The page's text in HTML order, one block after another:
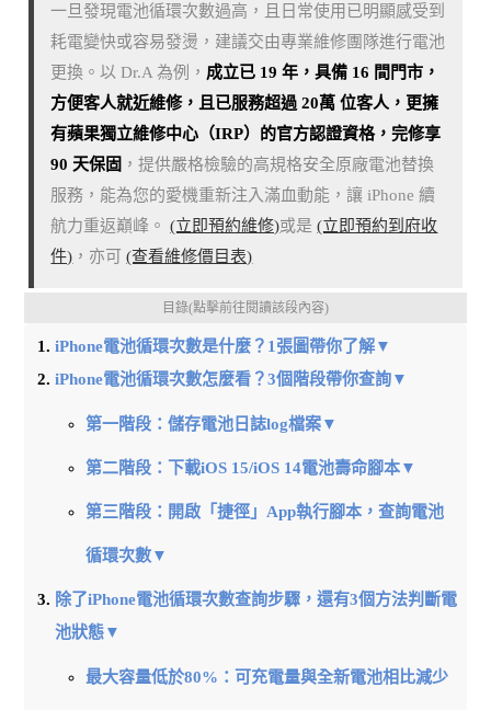
一旦發現電池循環次數過高，且日常使用已明顯感受到
耗電變快或容易發燙，建議交由專業維修團隊進行電池
更換。以 Dr.A 為例， 成立已 19 年，具備 16 間門市，
方便客人就近維修，且已服務超過 20萬 位客人，更擁
有蘋果獨立維修中心（IRP）的官方認證資格，完修享
90 天保固 ，提供嚴格檢驗的高規格安全原廠電池替換
服務，能為您的愛機重新注入滿血動能，讓 iPhone 續
航力重返巔峰。(立即預約維修)或是(立即預約到府收
件) ，亦可(查看維修價目表)
目錄(點擊前往閱讀該段內容)
iPhone電池循環次數是什麼？1張圖帶你了解▼
iPhone電池循環次數怎麼看？3個階段帶你查詢▼
第一階段：儲存電池日誌log檔案▼
第二階段：下載iOS 15/iOS 14電池壽命腳本▼
第三階段：開啟「捷徑」App執行腳本，查詢電池
循環次數▼
除了iPhone電池循環次數查詢步驟，還有3個方法判斷電
池狀態▼
最大容量低於80%：可充電量與全新電池相比減少